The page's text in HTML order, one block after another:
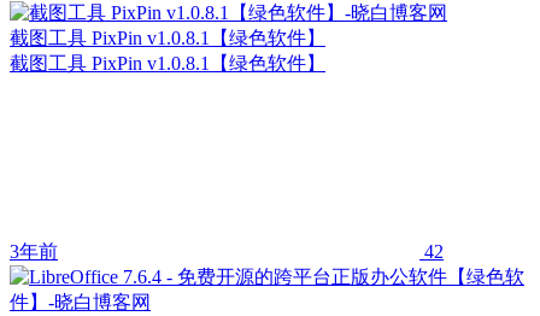
截图工具 PixPin v1.0.8.1【绿色软件】
截图工具 PixPin v1.0.8.1【绿色软件】
3年前 42